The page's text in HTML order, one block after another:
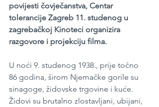
povijesti čovječanstva, Centar
tolerancije Zagreb 11. studenog u
zagrebačkoj Kinoteci organizira
razgovore i projekciju filma.
U noći 9. studenog 1938., prije točno
86 godina, širom Njemačke gorile su
sinagoge, židovske trgovine i kuće.
Židovi su brutalno zlostavljani, ubijani,